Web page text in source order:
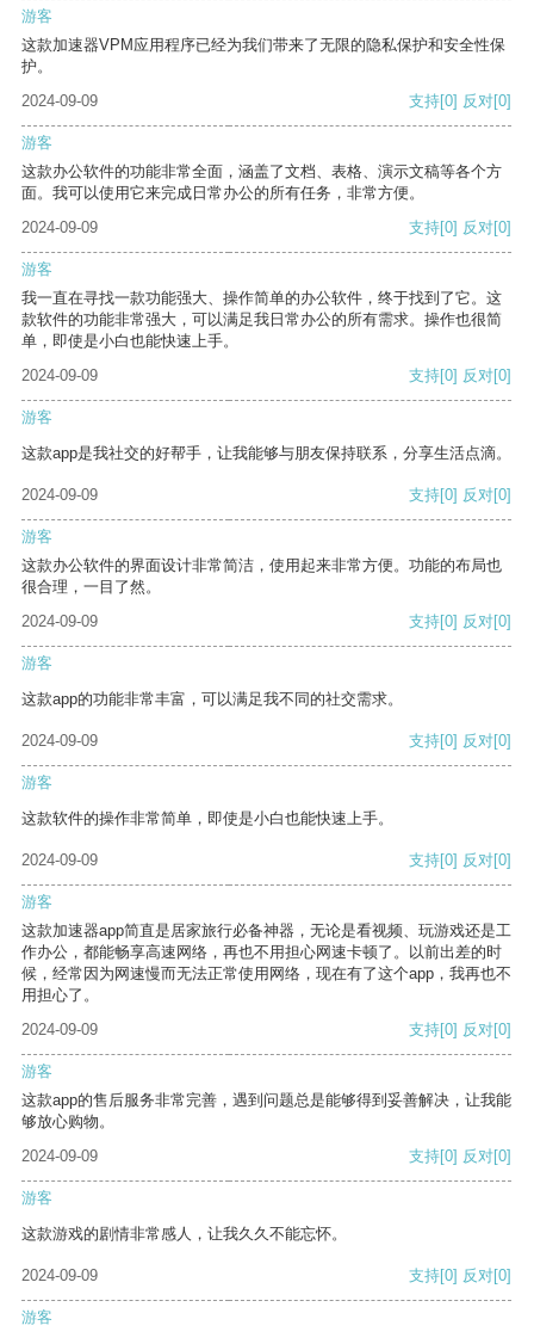
游客
这款加速器VPM应用程序已经为我们带来了无限的隐私保护和安全性保
护。
2024-09-09
支持[0] 反对[0]
游客
这款办公软件的功能非常全面，涵盖了文档、表格、演示文稿等各个方
面。我可以使用它来完成日常办公的所有任务，非常方便。
2024-09-09
支持[0] 反对[0]
游客
我一直在寻找一款功能强大、操作简单的办公软件，终于找到了它。这
款软件的功能非常强大，可以满足我日常办公的所有需求。操作也很简
单，即使是小白也能快速上手。
2024-09-09
支持[0] 反对[0]
游客
这款app是我社交的好帮手，让我能够与朋友保持联系，分享生活点滴。
2024-09-09 支持[0] 反对[0]
游客
这款办公软件的界面设计非常简洁，使用起来非常方便。功能的布局也
很合理，一目了然。
2024-09-09
支持[0] 反对[0]
游客
这款app的功能非常丰富，可以满足我不同的社交需求。
2024-09-09 支持[0] 反对[0]
游客
这款软件的操作非常简单，即使是小白也能快速上手。
2024-09-09 支持[0] 反对[0]
游客
这款加速器app简直是居家旅行必备神器，无论是看视频、玩游戏还是工
作办公，都能畅享高速网络，再也不用担心网速卡顿了。以前出差的时
候，经常因为网速慢而无法正常使用网络，现在有了这个app，我再也不
用担心了。
2024-09-09
支持[0] 反对[0]
游客
这款app的售后服务非常完善，遇到问题总是能够得到妥善解决，让我能
够放心购物。
2024-09-09
支持[0] 反对[0]
游客
这款游戏的剧情非常感人，让我久久不能忘怀。
2024-09-09 支持[0] 反对[0]
游客